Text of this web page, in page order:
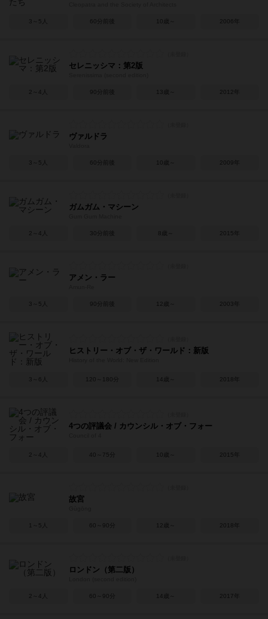
3～5人 60分前後 10歳～ 2006年
セレニッシマ：第2版
2～4人 90分前後 13歳～ 2012年
ヴァルドラ
3～5人 60分前後 10歳～ 2009年
ガムガム・マシーン
2～4人 30分前後 8歳～ 2015年
アメン・ラー
3～5人 90分前後 12歳～ 2003年
ヒストリー・オブ・ザ・ワールド：新版
3～6人 120～180分 14歳～ 2018年
4つの評議会 / カウンシル・オブ・フォー
2～4人 40～75分 10歳～ 2015年
故宮
1～5人 60～90分 12歳～ 2018年
ロンドン（第二版）
2～4人 60～90分 14歳～ 2017年